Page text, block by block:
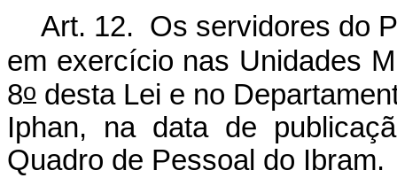
Art. 12. Os servidores do
em exercício nas Unidades
8o desta Lei e no
Iphan, na data de
Quadro de Pessoal do Ibram.